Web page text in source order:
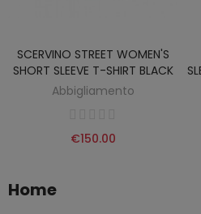
SCERVINO STREET WOMEN'S
SHORT SLEEVE T-SHIRT BLACK
Abbigliamento
€150.00
Home